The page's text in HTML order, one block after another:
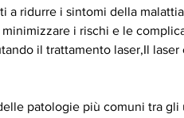
a ridurre i sintomi della
i rischi e le
il trattamento laser,Il
patologie più comuni tra